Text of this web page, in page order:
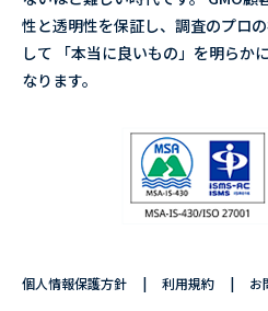
性と透明性を保証し、調査のプロ
して 「本当に良いもの」を明らか
なります。
個人情報保護方針 利用規約 お